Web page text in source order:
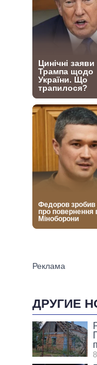
ДРУГИЕ